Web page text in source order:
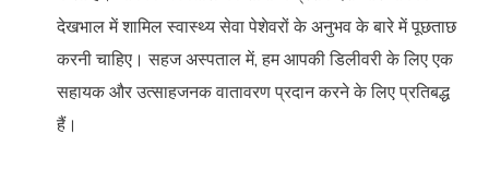
देखभाल में शामिल स्वास्थ्य सेवा पेशेवरों के अनुभव के बारे में पूछताछ
करनी चाहिए। सहज अस्पताल में, हम आपकी डिलीवरी के लिए एक
सहायक और उत्साहजनक वातावरण प्रदान करने के लिए प्रतिबद्ध
हैं।